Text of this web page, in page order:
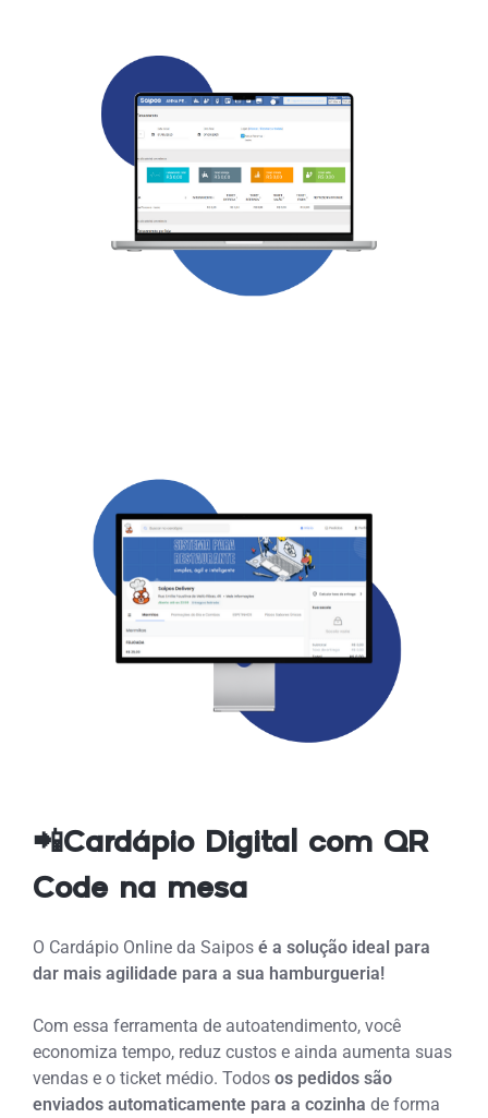
📲Cardápio Digital com QR
Code na mesa
O Cardápio Online da Saiposé a solução ideal para
dar mais agilidade para a sua hamburgueria!
Com essa ferramenta de autoatendimento, você
economiza tempo, reduz custos e ainda aumenta suas
vendas e o ticket médio. Todosos pedidos são
enviados automaticamente para a cozinha de forma